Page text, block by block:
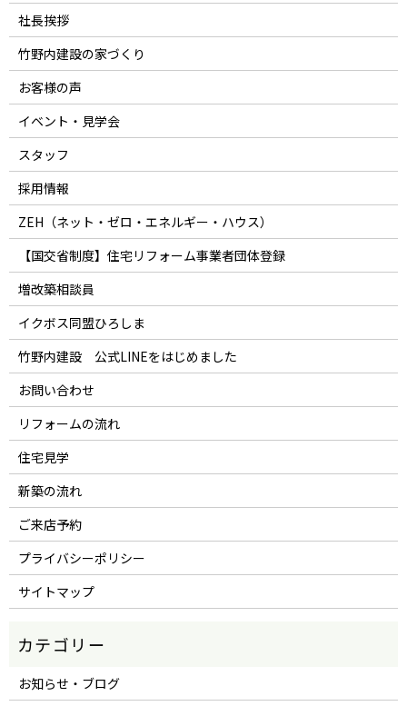
社長挨拶
竹野内建設の家づくり
お客様の声
イベント・見学会
スタッフ
採用情報
ZEH（ネット・ゼロ・エネルギー・ハウス）
【国交省制度】住宅リフォーム事業者団体登録
増改築相談員
イクボス同盟ひろしま
竹野内建設 公式LINEをはじめました
お問い合わせ
リフォームの流れ
住宅見学
新築の流れ
ご来店予約
プライバシーポリシー
サイトマップ
お知らせ・ブログ